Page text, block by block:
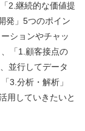
2.継続的な価値提
発」5つのポイン
ションやチャッ
「1.顧客接点の
並行してデータ
3.分析・解析」
用していきたいと